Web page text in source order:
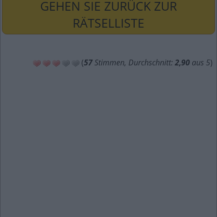
GEHEN SIE ZURÜCK ZUR
RÄTSELLISTE
(57Stimmen, Durchschnitt: 2,90 aus 5)